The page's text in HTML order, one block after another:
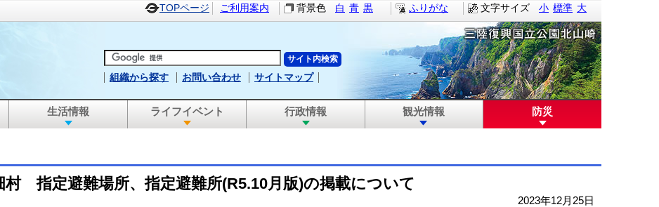
文字サイズ 小 標準 大
TOPページ ご利用案内 背景色 白 青 黒 ふりがな
組織から探す お問い合わせ サイトマップ
生活情報 ライフイベント 行政情報 観光情報 防災
村 指定避難場所、指定避難所(R5.10月版)の掲載について
2023年12月25日